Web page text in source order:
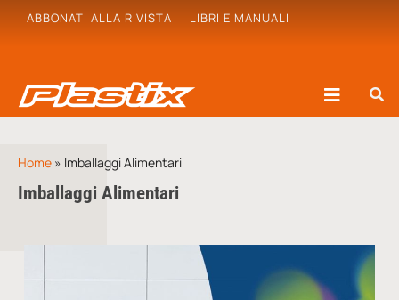
ABBONATI ALLA RIVISTA LIBRI E MANUALI
Home » Imballaggi Alimentari
Imballaggi Alimentari